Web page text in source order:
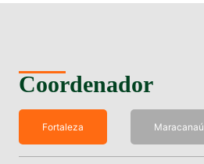
Coordenador
Fortaleza Maracanaú